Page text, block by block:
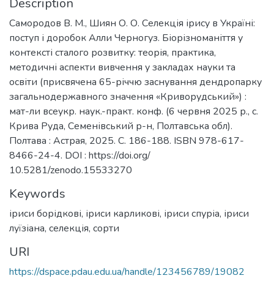
Description
Самородов В. М., Шиян О. О. Селекція ірису в Україні:
поступ і доробок Алли Черногуз. Біорізноманіття у
контексті сталого розвитку: теорія, практика,
методичні аспекти вивчення у закладах науки та
освіти (присвячена 65-річчю заснування дендропарку
загальнодержавного значення «Криворудський») :
мат-ли всеукр. наук.-практ. конф. (6 червня 2025 р., с.
Крива Руда, Семенівський р-н, Полтавська обл).
Полтава : Астрая, 2025. С. 186-188. ISBN 978-617-
8466-24-4. DOI : https://doi.org/
10.5281/zenodo.15533270
Keywords
іриси борідкові, іриси карликові, іриси спуріа, іриси
луїзіана, селекція, сорти
URI
https://dspace.pdau.edu.ua/handle/123456789/19082